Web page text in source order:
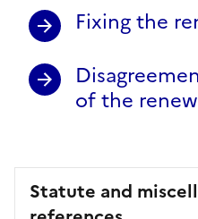
Fixing the
of the
Statute and